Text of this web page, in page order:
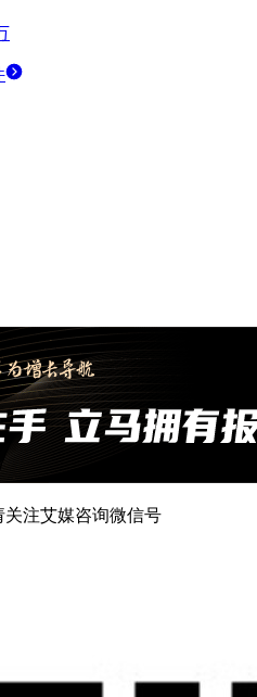
注艾媒咨询微信号